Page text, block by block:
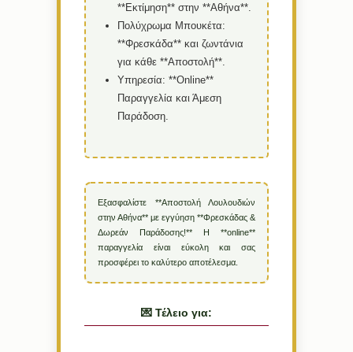
**Εκτίμηση** στην **Αθήνα**.
Πολύχρωμα Μπουκέτα:
**Φρεσκάδα** και ζωντάνια
για κάθε **Αποστολή**.
Υπηρεσία: **Online**
Παραγγελία και Άμεση
Παράδοση.
Εξασφαλίστε **Αποστολή Λουλουδιών
στην Αθήνα** με εγγύηση **Φρεσκάδας &
Δωρεάν Παράδοσης!** Η **online**
παραγγελία είναι εύκολη και σας
προσφέρει το καλύτερο αποτέλεσμα.
💌 Τέλειο για: